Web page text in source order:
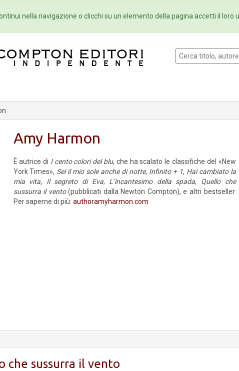
Eventi Collane Newsletter
Amy Harmon
È autrice di I cento colori del blu, che ha scalato le classifiche del «New
York Times», Sei il mio sole anche di notte, Infinito + 1, Hai cambiato la
mia vita, Il segreto di Eva, L’incantesimo della spada, Quello che
sussurra il vento(pubblicati dalla Newton Compton), e altri bestseller.
Per saperne di più: authoramyharmon.com
che sussurra il vento
nella navigazione o clicchi su un elemento della pagina accetti il loro